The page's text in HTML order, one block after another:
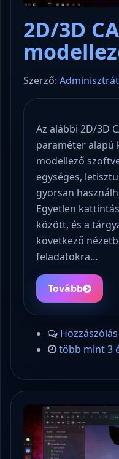
2D/3D
Szerző:
Az alábbi 2D/3D
paraméter alapú
modellező
egységes,
gyorsan
Egyetlen
között, és a
következő
feladatokra…
Tovább
Hozzászólás
több mint 3